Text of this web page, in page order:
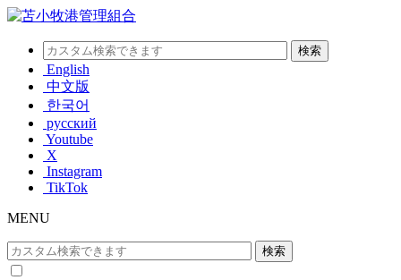
English
中文版
한국어
русский
Youtube
X
Instagram
TikTok
MENU